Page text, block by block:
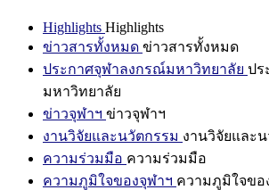
Highlights Highlights
ข่าวสารทั้งหมด ข่าวสารทั้งหมด
ประกาศจุฬาลงกรณ์มหาวิทยาลัย ปร
มหาวิทยาลัย
ข่าวจุฬาฯ ข่าวจุฬาฯ
งานวิจัยและนวัตกรรม งานวิจัยและ
ความร่วมมือ ความร่วมมือ
ความภูมิใจของจุฬาฯ ความภูมิใจขอ